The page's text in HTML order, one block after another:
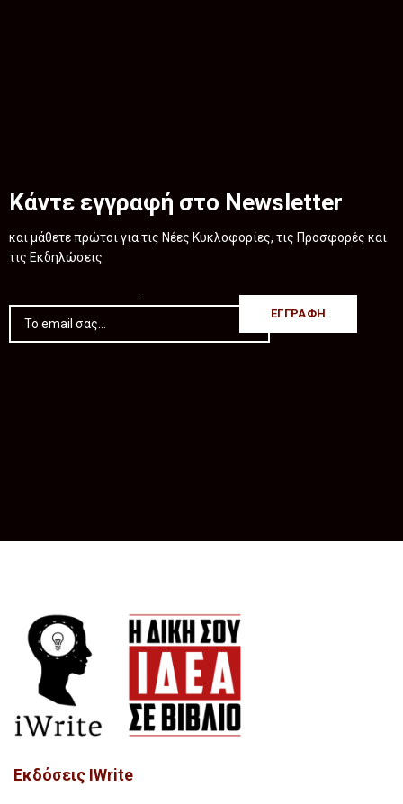
Κάντε εγγραφή στο Newsletter
και μάθετε πρώτοι για τις Νέες Κυκλοφορίες, τις Προσφορές και
τις Εκδηλώσεις
Εκδόσεις IWrite